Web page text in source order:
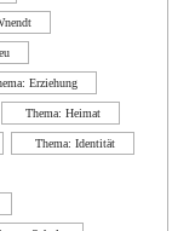
Erziehung
Thema: Heimat
Thema: Identität